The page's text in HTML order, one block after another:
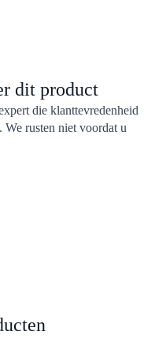
dit product
die klanttevredenheid
We rusten niet voordat u